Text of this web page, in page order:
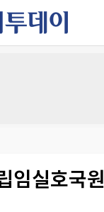
임실호국